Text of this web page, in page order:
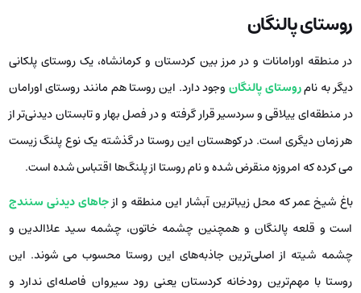
روستای پالنگان
در منطقه اورامانات و در مرز بین کردستان و کرمانشاه، یک روستای پلکانی
دیگر به نامروستای پالنگان وجود دارد. این روستا هم مانند روستای اورامان
در منطقه‌ای ییلاقی و سردسیر قرار گرفته و در فصل بهار و تابستان دیدنی‌تر از
هر زمان دیگری است. در کوهستان این روستا در گذشته یک نوع پلنگ زیست
می کرده که امروزه منقرض شده و نام روستا از پلنگ‌ها اقتباس شده است.
باغ شیخ عمر که محل زیباترین آبشار این منطقه و ازجاهای دیدنی سنندج
است و قلعه پالنگان و همچنین چشمه خاتون، چشمه سید علاالدین و
چشمه شیته از اصلی‌ترین جاذبه‌های این روستا محسوب می شوند. این
روستا با مهم‌ترین رودخانه کردستان یعنی رود سیروان فاصله‌ای ندارد و